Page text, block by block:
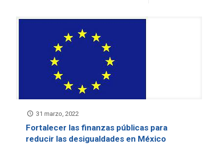
31 marzo, 2022
Fortalecer las finanzas públicas para
reducir las desigualdades en México